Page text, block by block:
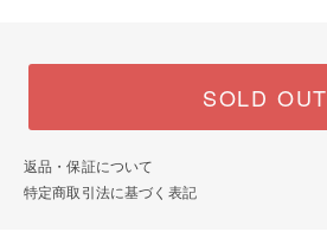
SOLD OUT
返品・保証について
特定商取引法に基づく表記